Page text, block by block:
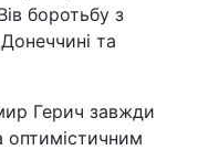
боротьбу з
та
Герич завжди
оптимістичним